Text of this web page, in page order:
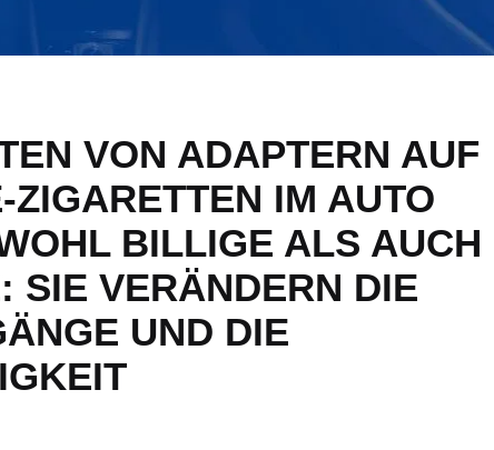
VON ADAPTERN AUF
ZIGARETTEN IM AUTO
BILLIGE ALS AUCH
SIE VERÄNDERN DIE
UND DIE